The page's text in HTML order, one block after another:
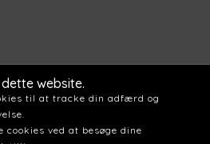
website.
til at tracke din adfærd og
ved at besøge dine